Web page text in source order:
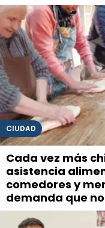
CIUDAD
Cada vez más
asistencia
comedores y
demanda que